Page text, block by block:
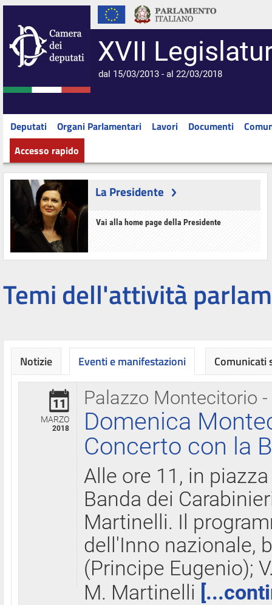
XVII
dal 15/03/2013 - al 22/03/2018
Deputati Organi Parlamentari Lavori Documenti
Accesso rapido
La Presidente
Vai alla home page della Presidente
Temi dell'attività
Notizie Eventi e manifestazioni
Palazzo Montecitorio
11
MARZO
2018
Domenica
Concerto con la
Alle ore 11, in
Banda dei
Martinelli. Il
dell'Inno nazionale,
(Principe Eugenio);
M. Martinelli
Comunicati